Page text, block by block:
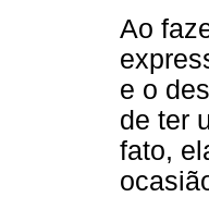
Ao
e o
de ter
fato,